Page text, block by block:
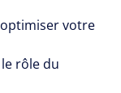
votre
rôle du